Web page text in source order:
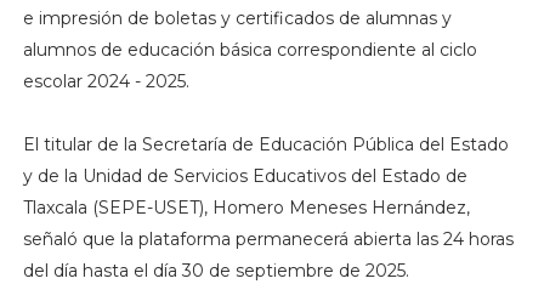
e impresión de boletas y certificados de alumnas y
alumnos de educación básica correspondiente al ciclo
escolar 2024 - 2025.
El titular de la Secretaría de Educación Pública del Estado
y de la Unidad de Servicios Educativos del Estado de
Tlaxcala (SEPE-USET), Homero Meneses Hernández,
señaló que la plataforma permanecerá abierta las 24 horas
del día hasta el día 30 de septiembre de 2025.